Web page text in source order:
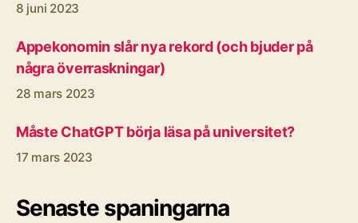
8 juni 2023
Appekonomin slår nya rekord (och bjuder på
några överraskningar)
28 mars 2023
Måste ChatGPT börja läsa på universitet?
17 mars 2023
Senaste spaningarna